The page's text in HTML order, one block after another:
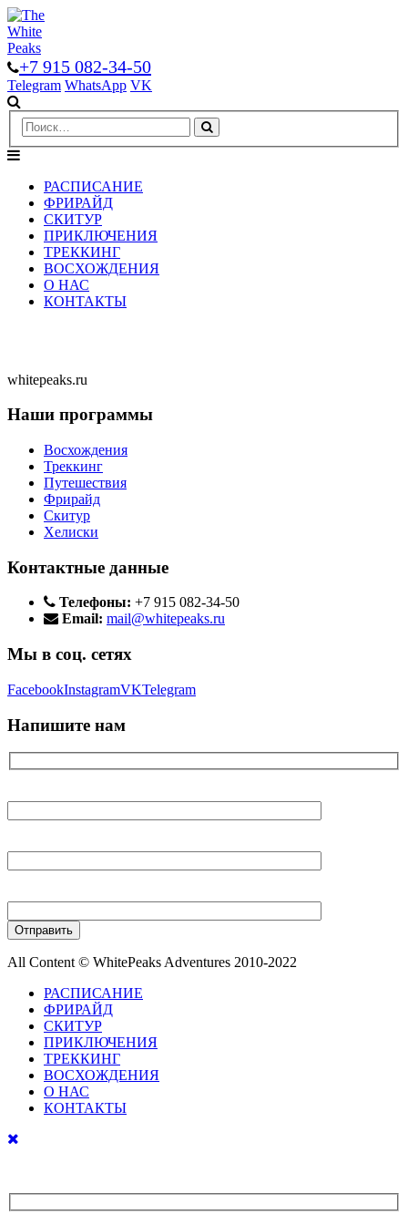
+7 915 082-34-50
Telegram WhatsApp VK
РАСПИСАНИЕ
ФРИРАЙД
СКИТУР
ПРИКЛЮЧЕНИЯ
ТРЕККИНГ
ВОСХОЖДЕНИЯ
О НАС
КОНТАКТЫ
whitepeaks.ru
Наши программы
Восхождения
Треккинг
Путешествия
Фрирайд
Скитур
Хелиски
Контактные данные
Телефоны: +7 915 082-34-50
Email: mail@whitepeaks.ru
Мы в соц. сетях
FacebookInstagramVKTelegram
Напишите нам
All Content © WhitePeaks Adventures 2010-2022
РАСПИСАНИЕ
ФРИРАЙД
СКИТУР
ПРИКЛЮЧЕНИЯ
ТРЕККИНГ
ВОСХОЖДЕНИЯ
О НАС
КОНТАКТЫ